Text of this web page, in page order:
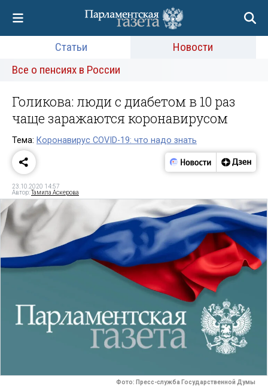
Статьи
Новости
Все о пенсиях в России
Голикова: люди с диабетом в 10 раз
чаще заражаются коронавирусом
Тема: Коронавирус COVID-19: что надо знать
23.10.2020 14:57
Автор:Тамила Аскерова
Фото: Пресс-служба Государственной Думы